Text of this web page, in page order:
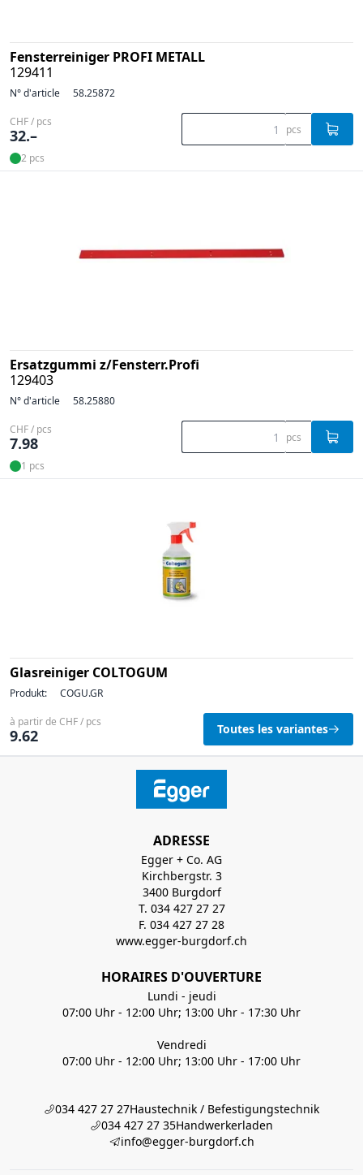
Fensterreiniger PROFI METALL
129411
N° d'article 58.25872
CHF / pcs
32.– pcs
2 pcs
Ersatzgummi z/Fensterr.Profi
129403
N° d'article 58.25880
CHF / pcs
7.98 pcs
1 pcs
Glasreiniger COLTOGUM
Produkt: COGU.GR
à partir de CHF / pcs
9.62 Toutes les variantes
ADRESSE
Egger + Co. AG
Kirchbergstr. 3
3400 Burgdorf
T. 034 427 27 27
F. 034 427 27 28
www.egger-burgdorf.ch
HORAIRES D'OUVERTURE
Lundi - jeudi
07:00 Uhr - 12:00 Uhr; 13:00 Uhr - 17:30 Uhr
Vendredi
07:00 Uhr - 12:00 Uhr; 13:00 Uhr - 17:00 Uhr
034 427 27 27Haustechnik / Befestigungstechnik
034 427 27 35Handwerkerladen
info@egger-burgdorf.ch